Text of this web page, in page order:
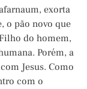
exorta
o pão novo que
do homem,
Porém, a
Jesus. Como
com o